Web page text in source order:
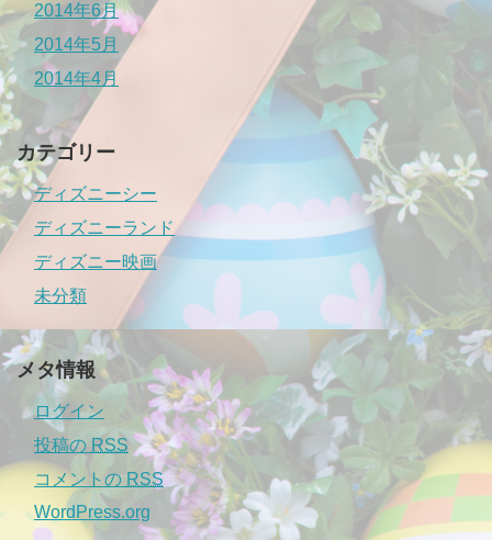
2014年6月
2014年5月
2014年4月
カテゴリー
ディズニーシー
ディズニーランド
ディズニー映画
未分類
メタ情報
ログイン
投稿の RSS
コメントの RSS
WordPress.org